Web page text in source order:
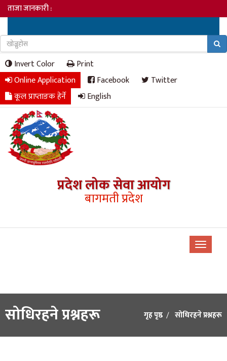
ताजा जानकारी :
Invert Color
Print
Online Application
Facebook
Twitter
कूल प्राप्ताङक हेर्ने
English
प्रदेश लोक सेवा आयोग
बागमती प्रदेश
सोधिरहने प्रश्नहरू गृह पृष्ठ सोधिरहने प्रश्नहरू